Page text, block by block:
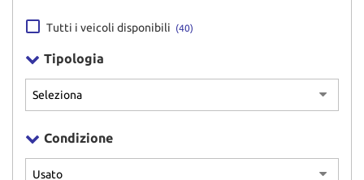
PICKUP
DICONO DI NOI
ASSISTENZA
Tutti i veicoli disponibili (40)
Tipologia
Condizione